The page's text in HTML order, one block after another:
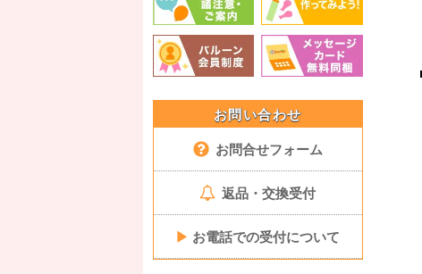
お問い合わせ
お問合せフォーム
返品・交換受付
▶ お電話での受付について